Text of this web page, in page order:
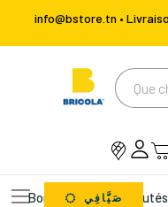
info@bstore.tn •
Bons Plans Nouveautés
صَيَّافِي